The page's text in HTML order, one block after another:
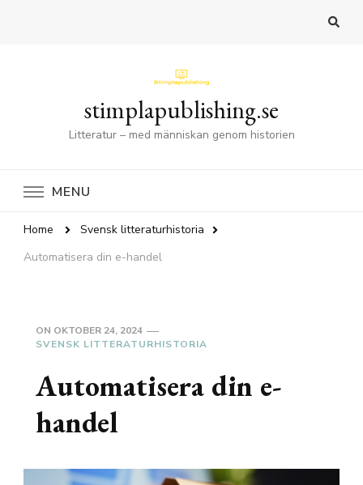
stimplapublishing.se
Litteratur – med människan genom historien
MENU
Home
Svensk litteraturhistoria
Automatisera din e-handel
ON OKTOBER 24, 2024
SVENSK LITTERATURHISTORIA
Automatisera din e-
handel